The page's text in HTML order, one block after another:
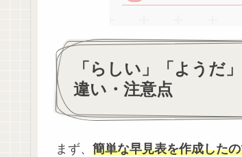
「らしい」「ようだ
違い・注意点
まず、 簡単な早見表を作成した